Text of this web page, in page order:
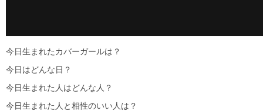
今日生まれたカバーガールは？
今日はどんな日？
今日生まれた人はどんな人？
今日生まれた人と相性のいい人は？